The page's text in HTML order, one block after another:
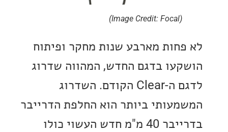
מארבע שנות מחקר ופיתוח
בדגם החדש, המהווה שדרוג
לדגם ה-Clear הקודם. השדרוג
ביותר הוא החלפת הדרייבר
בדרייבר 40 מ"מ חדש העשוי כולו